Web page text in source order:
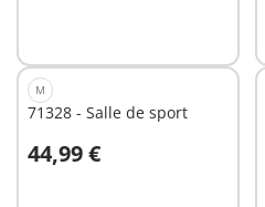
M
71328 - Salle de sport
44,99 €
Au panier